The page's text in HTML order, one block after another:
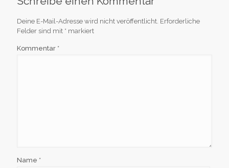
Deine E-Mail-Adresse wird nicht veröffentlicht. Erforderliche
Felder sind mit * markiert
Kommentar *
Name *